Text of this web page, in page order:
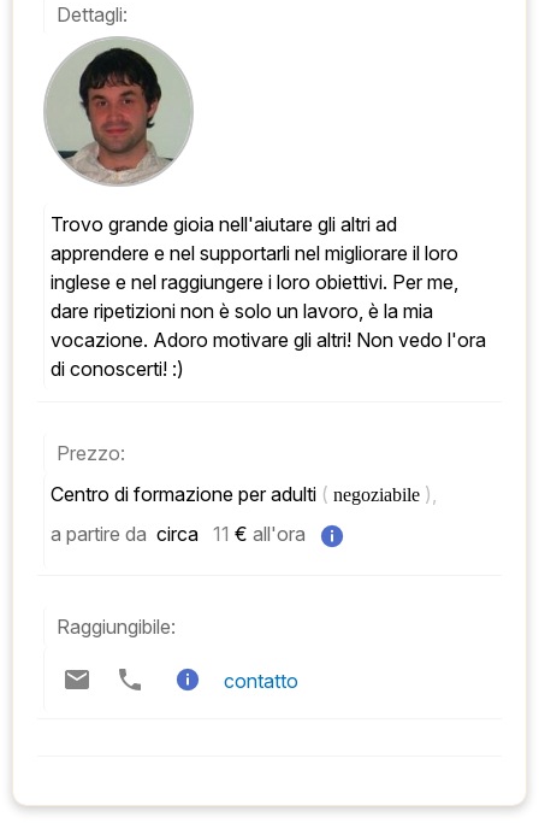
Dettagli:
Trovo grande gioia nell'aiutare gli altri ad
apprendere e nel supportarli nel migliorare il loro
inglese e nel raggiungere i loro obiettivi. Per me,
dare ripetizioni non è solo un lavoro, è la mia
vocazione. Adoro motivare gli altri! Non vedo l'ora
di conoscerti! :)
Prezzo:
Centro di formazione per adulti ( negoziabile ),
a partire da circa 11 € all'ora
Raggiungibile:
contatto